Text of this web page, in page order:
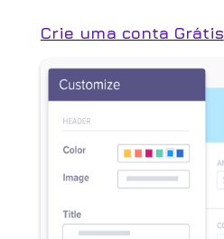
Crie uma conta Grátis